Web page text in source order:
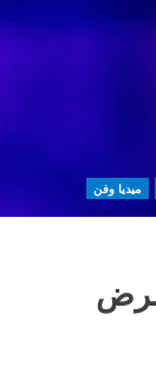
ميديا وفن